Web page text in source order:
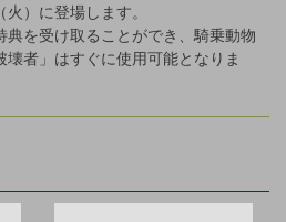
火）に登場します。
を受け取ることができ、騎乗動物
壊者」はすぐに使用可能となりま